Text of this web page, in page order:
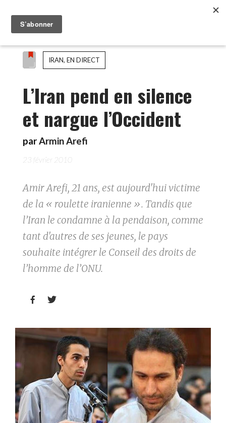
IRAN, EN DIRECT
L’Iran pend en silence
et nargue l’Occident
parArmin Arefi
23 février 2010
Amir Arefi, 21 ans, est aujourd'hui victime
de la « roulette iranienne ». Tandis que
l’Iran le condamne à la pendaison, comme
tant d'autres de ses jeunes, le pays
souhaite intégrer le Conseil des droits de
l’homme de l’ONU.
 